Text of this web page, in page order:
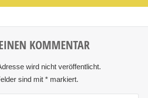
KOMMENTAR
wird nicht veröffentlicht.
sind mit * markiert.